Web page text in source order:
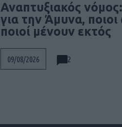
Αναπτυξιακός
για την Άμυνα,
ποιοί μένουν εκτός
09/08/2026 2